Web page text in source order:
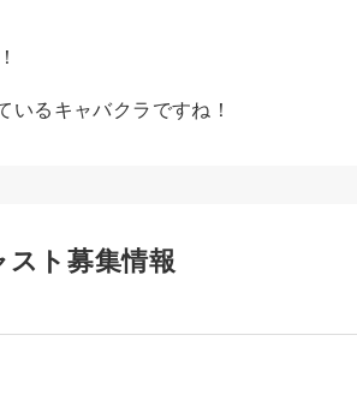
るキャバクラですね！
ト募集情報